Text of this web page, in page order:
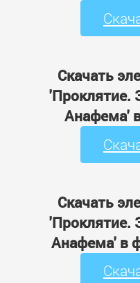
Скачать
'Проклятие.
Анафема'
Скачать
'Проклятие.
Анафема' в